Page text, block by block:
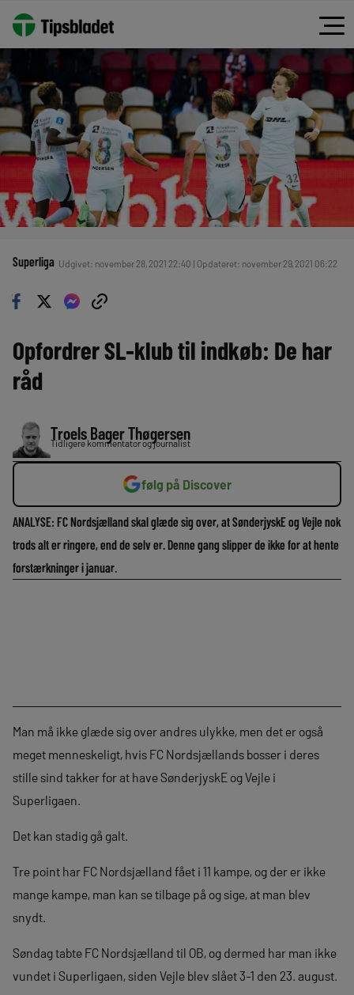
Superliga Udgivet: november 28, 2021 22:40 | Opdateret: november 29, 2021 06:22
Opfordrer SL-klub til indkøb: De har
råd
Troels Bager Thøgersen
Tidligere kommentator og journalist
følg på Discover
ANALYSE: FC Nordsjælland skal glæde sig over, at SønderjyskE og Vejle nok
trods alt er ringere, end de selv er. Denne gang slipper de ikke for at hente
forstærkninger i januar.
Man må ikke glæde sig over andres ulykke, men det er også
meget menneskeligt, hvis FC Nordsjællands bosser i deres
stille sind takker for at have SønderjyskE og Vejle i
Superligaen.
Det kan stadig gå galt.
Tre point har FC Nordsjælland fået i 11 kampe, og der er ikke
mange kampe, man kan se tilbage på og sige, at man blev
snydt.
Søndag tabte FC Nordsjælland til OB, og dermed har man ikke
vundet i Superligaen, siden Vejle blev slået 3-1 den 23. august.